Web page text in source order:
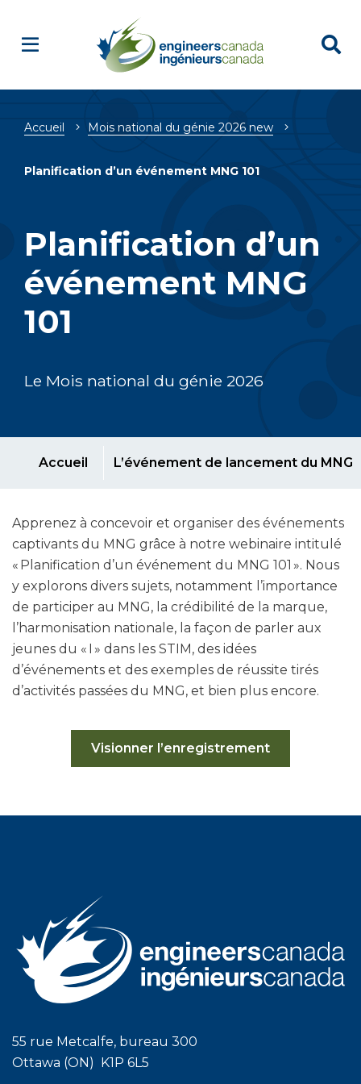
Fil
Accueil Mois national du génie 2026 new
Planification d’un événement MNG 101
Planification d’un
événement MNG
101
Le Mois national du génie 2026
Accueil L’événement de lancement du MNG
Apprenez à concevoir et organiser des événements
captivants du MNG grâce à notre webinaire intitulé
« Planification d’un événement du MNG 101 ». Nous
y explorons divers sujets, notamment l’importance
de participer au MNG, la crédibilité de la marque,
l’harmonisation nationale, la façon de parler aux
jeunes du « I » dans les STIM, des idées
d’événements et des exemples de réussite tirés
d’activités passées du MNG, et bien plus encore.
Visionner l’enregistrement
55 rue Metcalfe, bureau 300
Ottawa (ON) K1P 6L5